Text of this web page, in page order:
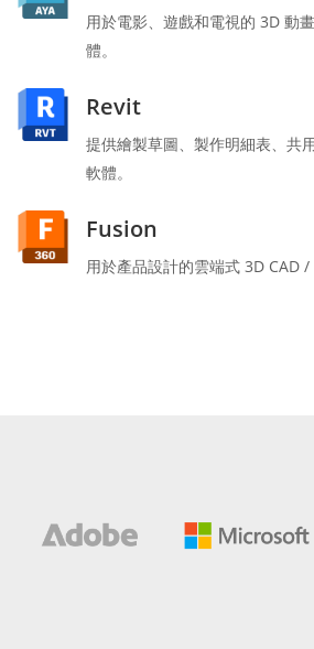
用於電影、遊戲和電視的 3D 動
體。
Revit
提供繪製草圖、製作明細表、共
軟體。
Fusion
用於產品設計的雲端式 3D CAD /